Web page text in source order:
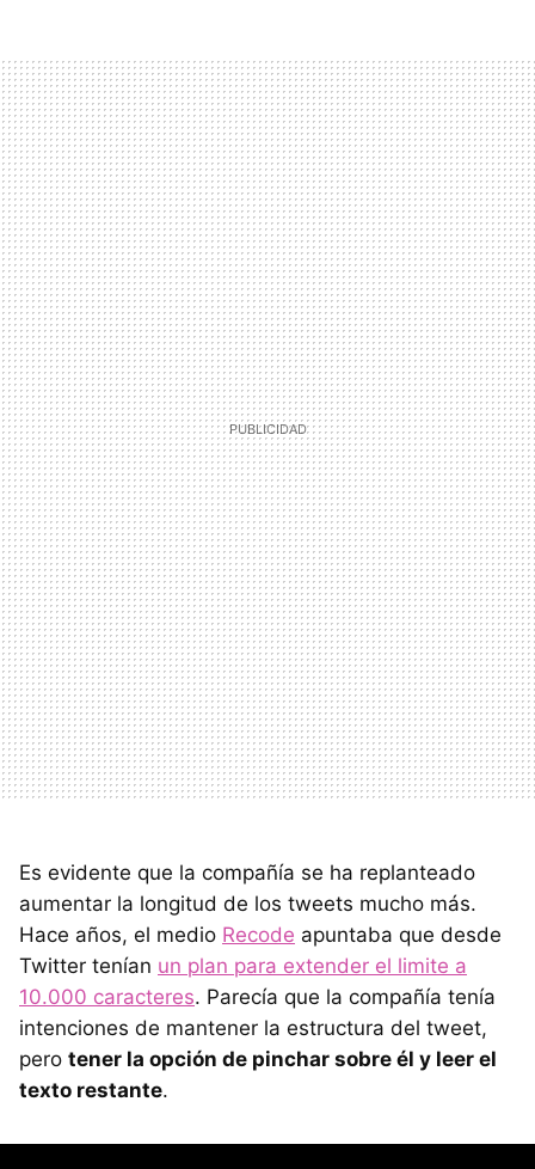
Es evidente que la compañía se ha replanteado
aumentar la longitud de los tweets mucho más.
Hace años, el medio Recode apuntaba que desde
Twitter tenían un plan para extender el limite a
10.000 caracteres. Parecía que la compañía tenía
intenciones de mantener la estructura del tweet,
pero tener la opción de pinchar sobre él y leer el
texto restante.